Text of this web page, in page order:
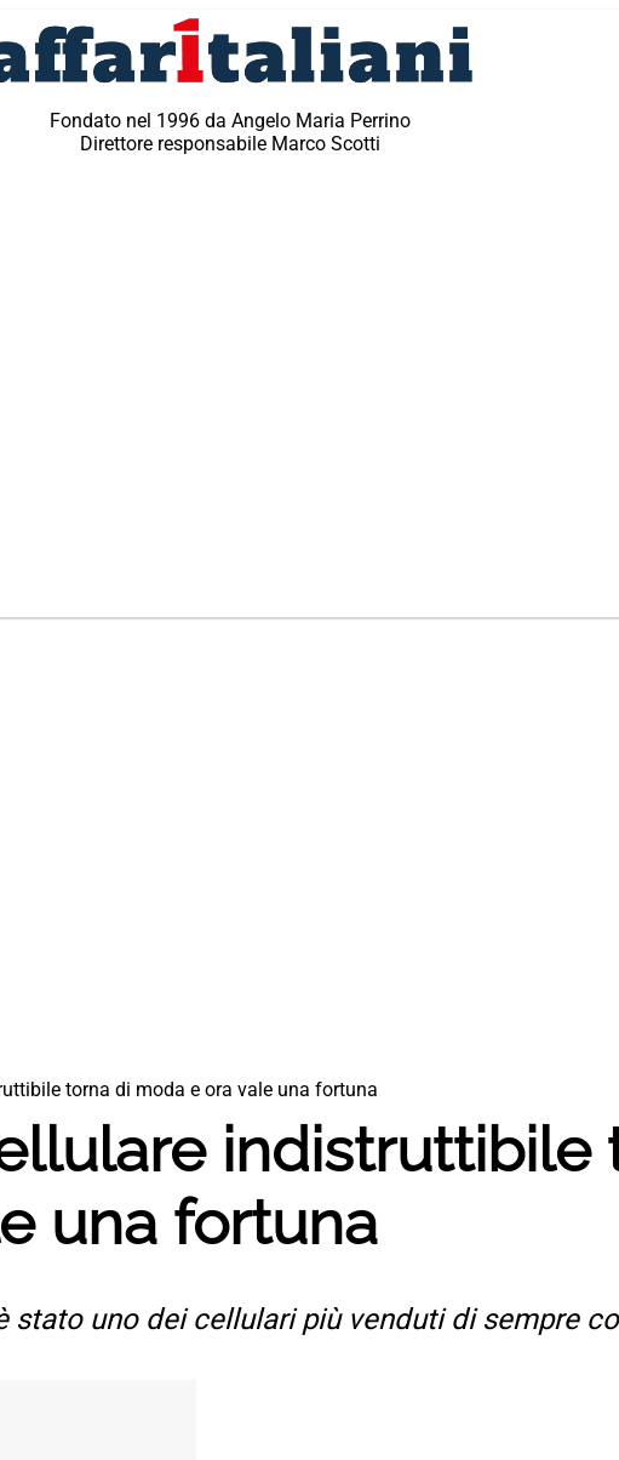
Fondato nel 1996 da Angelo Maria Perrino
Direttore responsabile Marco Scotti
torna di moda e ora vale una fortuna
indistruttibile
una fortuna
stato uno dei cellulari più venduti di sempre